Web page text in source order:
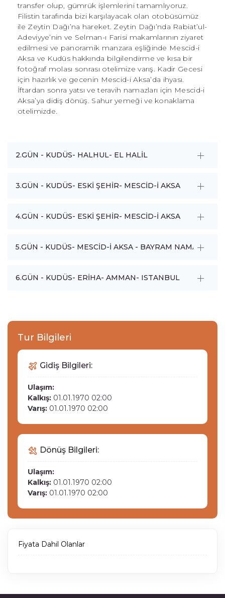
transfer olup, gümrük işlemlerini tamamlıyoruz.
Filistin tarafında bizi karşılayacak olan otobüsümüz
ile Zeytin Dağı’na hareket. Zeytin Dağı’nda Rabiat’ul-
Adeviyye’nin ve Selman-ı Farisi makamlarının ziyaret
edilmesi ve panoramik manzara eşliğinde Mescid-i
Aksa ve Kudüs hakkında bilgilendirme ve kısa bir
fotoğraf molası sonrası otelimize varış. Kadir Gecesi
için hazırlık ve gecenin Mescid-i Aksa’da ihyası.
İftardan sonra yatsı ve teravih namazları için Mescid-i
Aksa’ya didiş dönüş. Sahur yemeği ve konaklama
otelimizde.
2.GÜN - KUDÜS- HALHUL- EL HALİL
3.GÜN - KUDÜS- ESKİ ŞEHİR- MESCİD-İ AKSA
4.GÜN - KUDÜS- ESKİ ŞEHİR- MESCİD-İ AKSA
5.GÜN - KUDÜS- MESCİD-İ AKSA - BAYRAM NAMAZI
6.GÜN - KUDÜS- ERİHA- AMMAN- ISTANBUL
Tur Bilgileri
Gidiş Bilgileri:
Ulaşım:
Kalkış: 01.01.1970 02:00
Varış: 01.01.1970 02:00
Dönüş Bilgileri:
Ulaşım:
Kalkış: 01.01.1970 02:00
Varış: 01.01.1970 02:00
Fiyata Dahil Olanlar